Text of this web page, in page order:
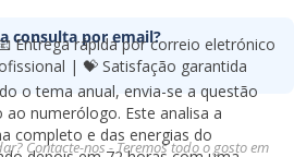
consulta por email?
o tema anual, envia-se a questão
numerólogo. Este analisa a
completo e das energias do
Entrega rápida por correio eletrónico
| 💝 Satisfação garantida
Contacte-nos - Teremos todo o gosto em